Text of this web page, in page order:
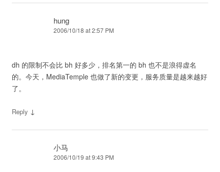
hung
2006/10/18 at 2:57 PM
dh 的限制不会比 bh 好多少，排名第一的 bh 也不是浪得虚名
的。今天，MediaTemple 也做了新的变更，服务质量是越来越好
了。
Reply ↓
小马
2006/10/19 at 9:43 PM